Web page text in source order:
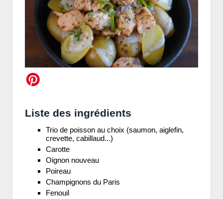
Liste des ingrédients
Trio de poisson au choix (saumon, aiglefin,
crevette, cabillaud...)
Carotte
Oignon nouveau
Poireau
Champignons du Paris
Fenouil